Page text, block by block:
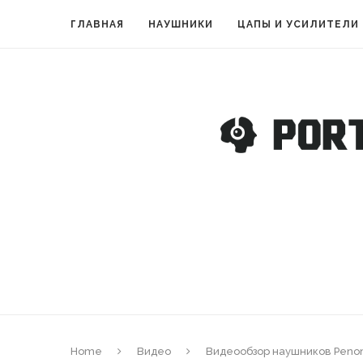
ГЛАВНАЯ НАУШНИКИ ЦАПЫ И УСИЛИТЕЛИ
Home Видео Видеообзор наушников